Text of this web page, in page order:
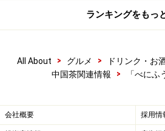
ランキングをもっ
All About > グルメ > ドリンク・お
中国茶関連情報
> 「べに
会社概要 採用情